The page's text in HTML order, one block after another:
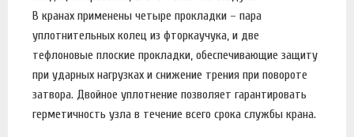
В кранах применены четыре прокладки – пара
уплотнительных колец из фторкаучука, и две
тефлоновые плоские прокладки, обеспечивающие защиту
при ударных нагрузках и снижение трения при повороте
затвора. Двойное уплотнение позволяет гарантировать
герметичность узла в течение всего срока службы крана.